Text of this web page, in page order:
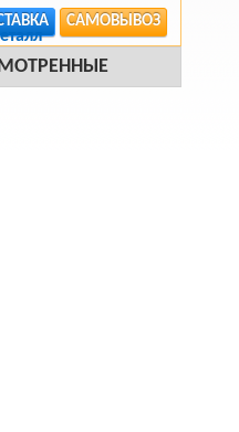
САМОВЫВОЗ